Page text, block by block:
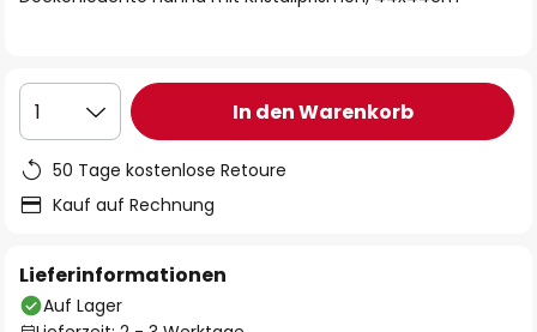
1 In den Warenkorb
50 Tage kostenlose Retoure
Kauf auf Rechnung
Lieferinformationen
Auf Lager